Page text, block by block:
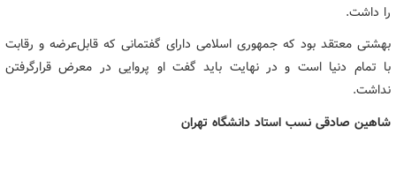
را داشت.
بهشتی معتقد بود که جمهوری اسلامی دارای گفتمانی که قابل‌عرضه و رقابت
با تمام دنیا است و در نهایت باید گفت او پروایی در معرض قرارگرفتن
نداشت.
شاهین صادقی نسب استاد دانشگاه تهران